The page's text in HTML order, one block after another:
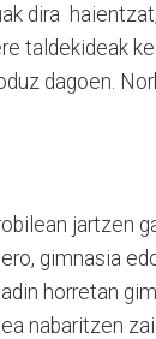
dira
taldekideak
dagoen.
jartzen
gimnasia
horretan
nabaritzen